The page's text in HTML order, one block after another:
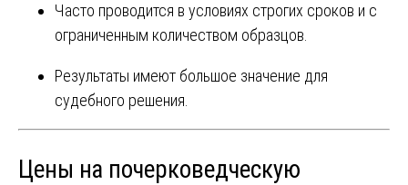
Часто проводится в условиях строгих сроков и с
ограниченным количеством образцов.
Результаты имеют большое значение для
судебного решения.
Цены на почерковедческую